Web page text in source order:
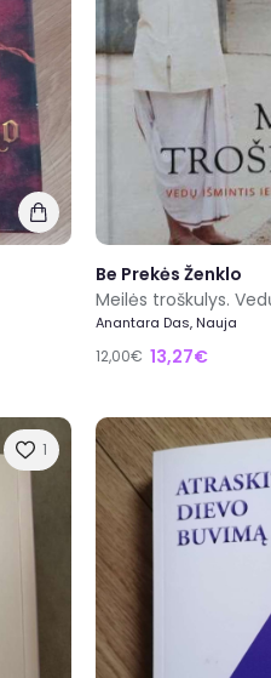
Be Prekės Ženklo
Anantara Das, Nauja
12,00€ 13,27€
1